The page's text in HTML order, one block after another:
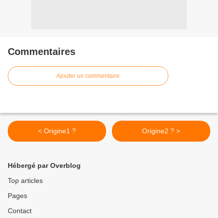
Commentaires
Ajouter un commentaire
< Origine1 ? Origine2 ? >
Hébergé par Overblog
Top articles
Pages
Contact